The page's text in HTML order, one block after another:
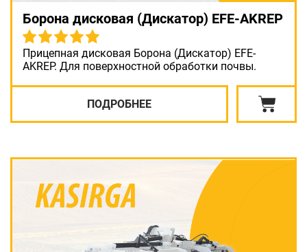
Борона дисковая (Дискатор) EFE-AKREP
Прицепная дисковая Борона (Дискатор) EFE-
AKREP. Для поверхностной обработки почвы.
ПОДРОБНЕЕ